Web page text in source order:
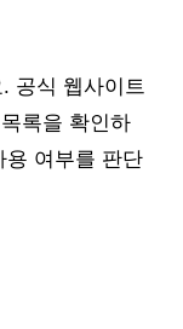
공식 웹사이트
록을 확인하
용 여부를 판단